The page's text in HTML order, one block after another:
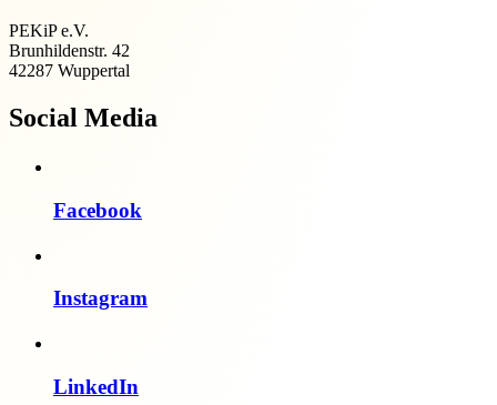
PEKiP e.V.
Brunhildenstr. 42
42287 Wuppertal
Social Media
Facebook
Instagram
LinkedIn